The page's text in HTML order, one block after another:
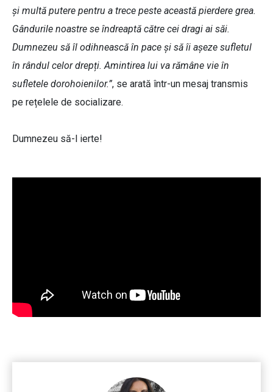
și multă putere pentru a trece peste această pierdere grea.
Gândurile noastre se îndreaptă către cei dragi ai săi.
Dumnezeu să îl odihnească în pace și să îi așeze sufletul
în rândul celor drepți. Amintirea lui va rămâne vie în
sufletele dorohoienilor.”, se arată într-un mesaj transmis
pe rețelele de socializare.
Dumnezeu să-l ierte!